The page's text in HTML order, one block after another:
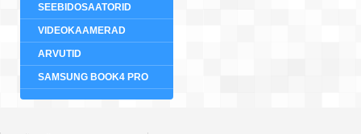
SEEBIDOSAATORID
VIDEOKAAMERAD
ARVUTID
SAMSUNG BOOK4 PRO